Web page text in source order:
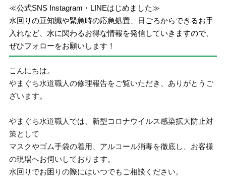
≪公式SNS Instagram・LINEはじめました≫
水回りの豆知識や緊急時の応急処置、日ごろからできるお手
入れなど、水に関わるお得な情報を発信していきますので、
ぜひフォローをお願いします！
こんにちは。
やまぐち水道職人の修理報告をご覧いただき、ありがとうご
ざいます。
やまぐち水道職人では、新型コロナウイルス感染拡大防止対
策として
マスクやゴム手袋の着用、アルコール消毒を徹底し、お客様
の現場へお伺いしております。
水回りでお困りの際にはいつでもご相談ください。